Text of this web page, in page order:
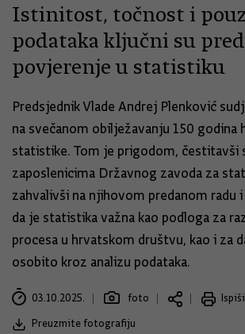
Istinitost, točnost i
podataka ključni su
povjerenje u statistiku
Predsjednik Vlade Andrej Plenković
na svečanom obilježavanju 150 godina
statistike. Tom je prigodom, čestitavši
zaposlenicima Državnog zavoda za
zahvalivši na njihovom predanom radu
da je statistika važna kao podloga za
procesa u hrvatskom društvu, kao i za
osobito kroz analizu podataka.
03.10.2025. foto
Ispiši
Preuzmite fotografiju